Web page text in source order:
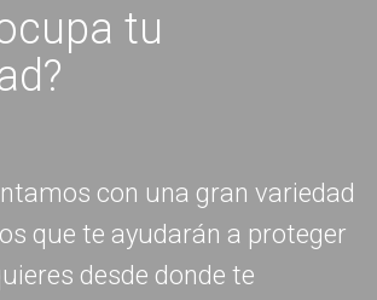
tu
con una gran variedad
que te ayudarán a proteger
desde donde te